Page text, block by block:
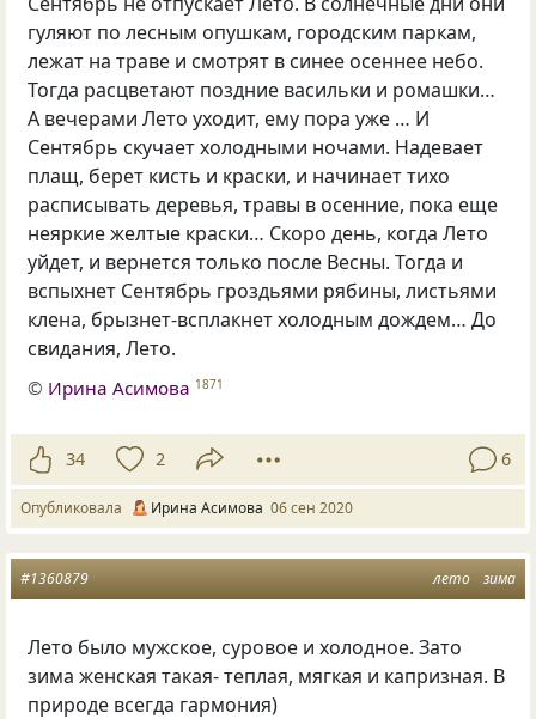
гуляют по лесным опушкам, городским паркам,
лежат на траве и смотрят в синее осеннее небо.
Тогда расцветают поздние васильки и ромашки…
А вечерами Лето уходит, ему пора уже … И
Сентябрь скучает холодными ночами. Надевает
плащ, берет кисть и краски, и начинает тихо
расписывать деревья, травы в осенние, пока еще
неяркие желтые краски… Скоро день, когда Лето
уйдет, и вернется только после Весны. Тогда и
вспыхнет Сентябрь гроздьями рябины, листьями
клена, брызнет-всплакнет холодным дождем… До
свидания, Лето.
© Ирина Асимова 1871
34 2 6
Опубликовала Ирина Асимова 06 сен 2020
лето зима
#1360879
Лето было мужское, суровое и холодное. Зато
зима женская такая- теплая, мягкая и капризная. В
природе всегда гармония)